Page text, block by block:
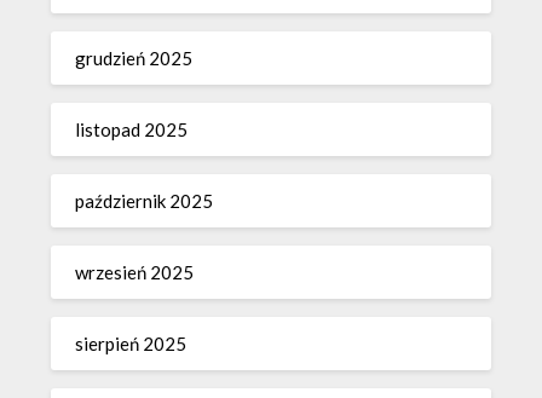
grudzień 2025
listopad 2025
październik 2025
wrzesień 2025
sierpień 2025